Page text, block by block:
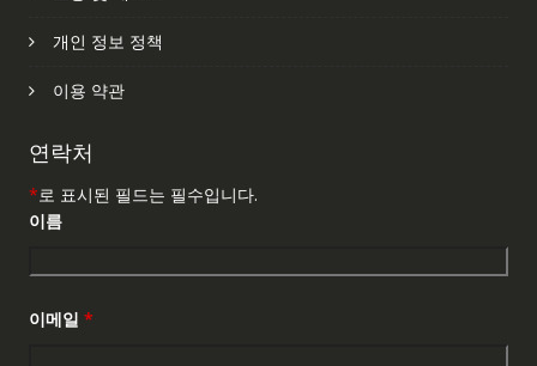
개인 정보 정책
이용 약관
연락처
*로 표시된 필드는 필수입니다.
이름
이메일 *